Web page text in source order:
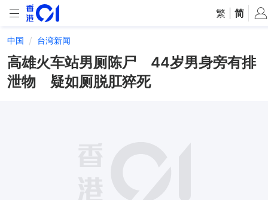
繁 简
中国 台湾新闻
高雄火车站男厕陈尸 44岁男身旁有排
泄物 疑如厕脱肛猝死